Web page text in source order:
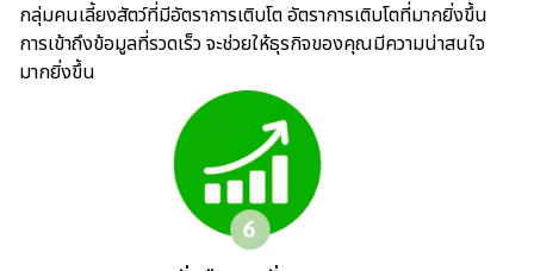
กลุ่มคนเลี้ยงสัตว์ที่มีอัตราการเติบโต อัตราการเติบโตที่มากยิ่งขึ้น
การเข้าถึงข้อมูลที่รวดเร็ว จะช่วยให้ธุรกิจของคุณมีความน่าสนใจ
มากยิ่งขึ้น